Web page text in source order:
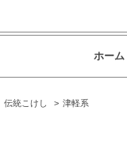
ホーム
伝統こけし > 津軽系